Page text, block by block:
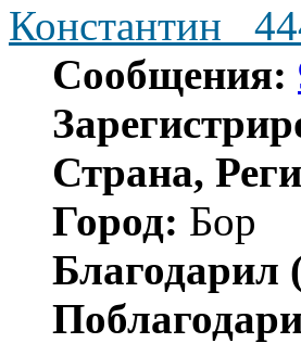
Константин
Сообщения:
Страна,
Город: Бор
Благодарил